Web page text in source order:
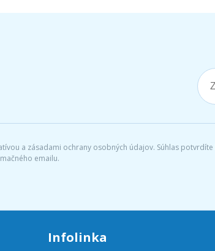
a zásadami ochrany osobných údajov. Súhlas
emailu.
Infolinka